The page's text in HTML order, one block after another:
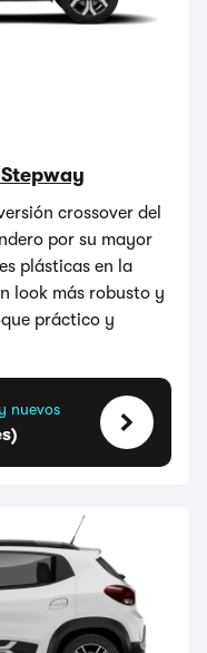
crossover del
por su mayor
plásticas en la
look más robusto y
práctico y
nuevos